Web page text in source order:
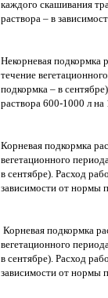
каждого скашивания
раствора – в
Некорневая подкормка
течение
подкормка – в
раствора 600-1000 л на
Корневая подкормка
вегетационного
в сентябре). Расход
зависимости от нормы
Корневая подкормка
вегетационного
в сентябре). Расход
зависимости от нормы